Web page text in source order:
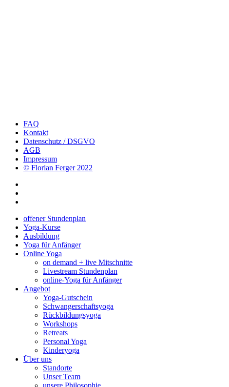
FAQ
Kontakt
Datenschutz / DSGVO
AGB
Impressum
© Florian Ferger 2022
offener Stundenplan
Yoga-Kurse
Ausbildung
Yoga für Anfänger
Online Yoga
on demand + live Mitschnitte
Livestream Stundenplan
online-Yoga für Anfänger
Angebot
Yoga-Gutschein
Schwangerschaftsyoga
Rückbildungsyoga
Workshops
Retreats
Personal Yoga
Kinderyoga
Über uns
Standorte
Unser Team
unsere Philosophie